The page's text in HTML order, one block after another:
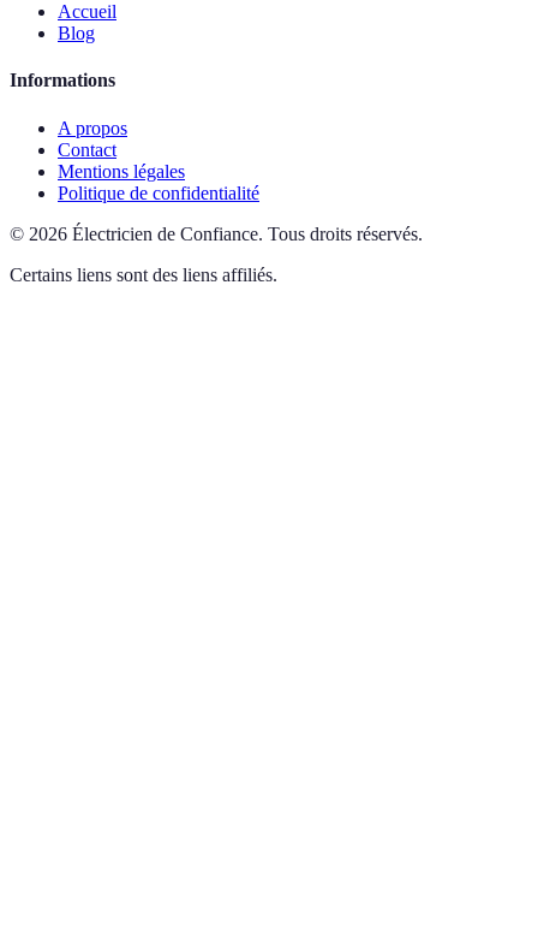
Accueil
Blog
Informations
A propos
Contact
Mentions légales
Politique de confidentialité
© 2026 Électricien de Confiance. Tous droits réservés.
Certains liens sont des liens affiliés.